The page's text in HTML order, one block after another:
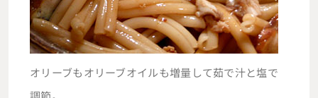
オリーブもオリーブオイルも増量して茹で汁と塩で